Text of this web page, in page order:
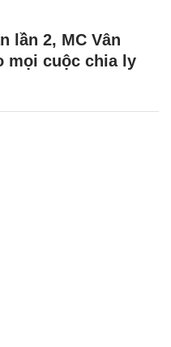
lần 2, MC Vân
mọi cuộc chia ly